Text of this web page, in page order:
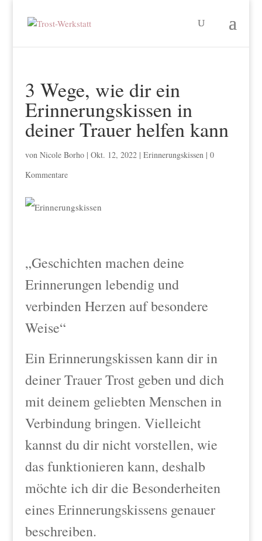
3 Wege, wie dir ein
Erinnerungskissen in
deiner Trauer helfen kann
von Nicole Borho| Okt. 12, 2022| Erinnerungskissen| 0
Kommentare
„Geschichten machen deine
Erinnerungen lebendig und
verbinden Herzen auf besondere
Weise“
Ein Erinnerungskissen kann dir in
deiner Trauer Trost geben und dich
mit deinem geliebten Menschen in
Verbindung bringen. Vielleicht
kannst du dir nicht vorstellen, wie
das funktionieren kann, deshalb
möchte ich dir die Besonderheiten
eines Erinnerungskissens genauer
beschreiben.